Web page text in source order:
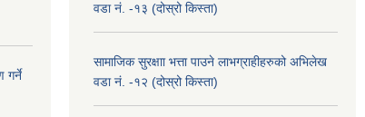
गर्ने
वडा नं. -१३ (दोस्रो किस्ता)
सामाजिक सुरक्षाा भत्ता पाउने लाभग्राहीहरुको अभिलेख
वडा नं. -१२ (दोस्रो किस्ता)